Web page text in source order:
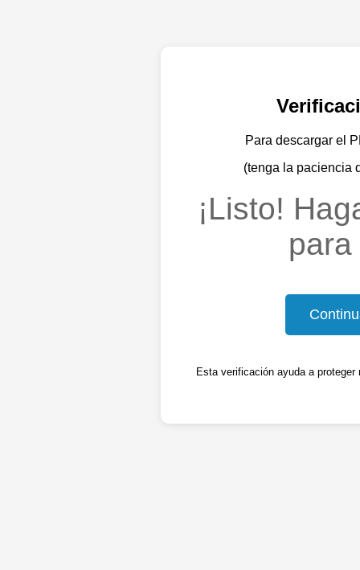
Para descargar el
(tenga la paciencia
¡Listo!
Esta verificación ayuda a